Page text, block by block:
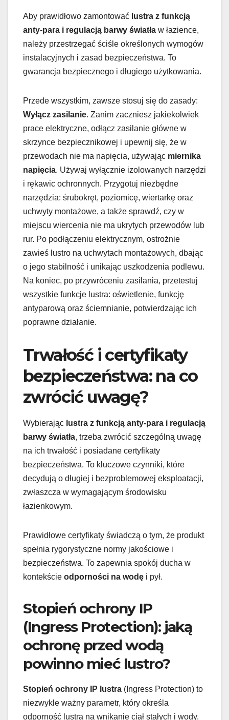
Aby prawidłowo zamontować lustra z funkcją
anty-para i regulacją barwy światła w łazience,
należy przestrzegać ściśle określonych wymogów
instalacyjnych i zasad bezpieczeństwa. To
gwarancja bezpiecznego i długiego użytkowania.
Przede wszystkim, zawsze stosuj się do zasady:
Wyłącz zasilanie. Zanim zaczniesz jakiekolwiek
prace elektryczne, odłącz zasilanie główne w
skrzynce bezpiecznikowej i upewnij się, że w
przewodach nie ma napięcia, używając miernika
napięcia. Używaj wyłącznie izolowanych narzędzi
i rękawic ochronnych. Przygotuj niezbędne
narzędzia: śrubokręt, poziomicę, wiertarkę oraz
uchwyty montażowe, a także sprawdź, czy w
miejscu wiercenia nie ma ukrytych przewodów lub
rur. Po podłączeniu elektrycznym, ostrożnie
zawieś lustro na uchwytach montażowych, dbając
o jego stabilność i unikając uszkodzenia podlewu.
Na koniec, po przywróceniu zasilania, przetestuj
wszystkie funkcje lustra: oświetlenie, funkcję
antyparową oraz ściemnianie, potwierdzając ich
poprawne działanie.
Trwałość i certyfikaty
bezpieczeństwa: na co
zwrócić uwagę?
Wybierając lustra z funkcją anty-para i regulacją
barwy światła, trzeba zwrócić szczególną uwagę
na ich trwałość i posiadane certyfikaty
bezpieczeństwa. To kluczowe czynniki, które
decydują o długiej i bezproblemowej eksploatacji,
zwłaszcza w wymagającym środowisku
łazienkowym.
Prawidłowe certyfikaty świadczą o tym, że produkt
spełnia rygorystyczne normy jakościowe i
bezpieczeństwa. To zapewnia spokój ducha w
kontekście odporności na wodę i pył.
Stopień ochrony IP
(Ingress Protection): jaką
ochronę przed wodą
powinno mieć lustro?
Stopień ochrony IP lustra (Ingress Protection) to
niezwykle ważny parametr, który określa
odporność lustra na wnikanie ciał stałych i wody.